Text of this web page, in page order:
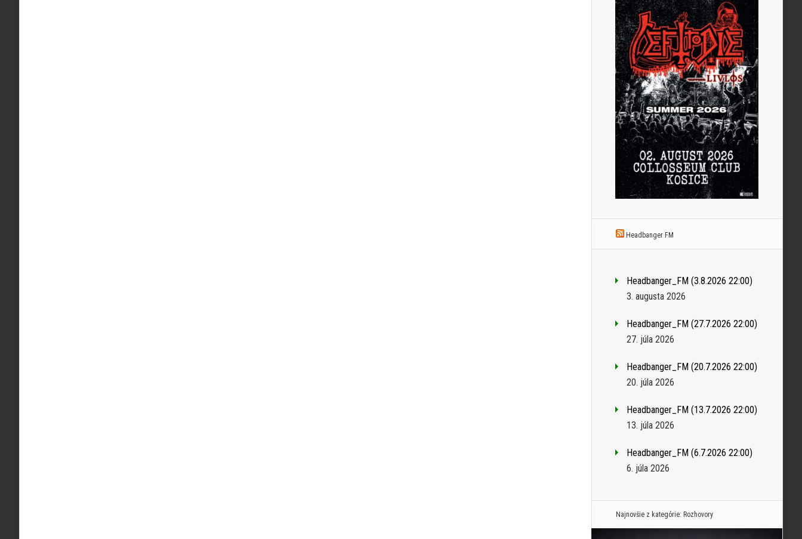
Headbanger FM
Headbanger_FM (3.8.2026 22:00)
3. augusta 2026
Headbanger_FM (27.7.2026 22:00)
27. júla 2026
Headbanger_FM (20.7.2026 22:00)
20. júla 2026
Headbanger_FM (13.7.2026 22:00)
13. júla 2026
Headbanger_FM (6.7.2026 22:00)
6. júla 2026
Najnovšie z kategórie: Rozhovory